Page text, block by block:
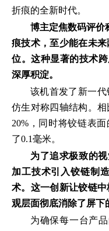
折痕的全新时代。
博主定焦数码评价
痕技术，至少能在未
位。这种显著的技术
深厚积淀。
该机首发了新一
仿生对称四轴结构。
20%，同时将铰链表
了0.1毫米。
为了追求极致的
加工技术引入铰链制
术。这一创新让铰链
观层面彻底消除了屏下
为确保每一台产